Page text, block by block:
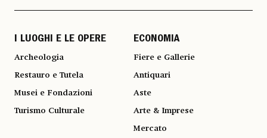
I LUOGHI E LE OPERE
Archeologia
Restauro e Tutela
Musei e Fondazioni
Turismo Culturale
ECONOMIA
Fiere e Gallerie
Antiquari
Aste
Arte & Imprese
Mercato